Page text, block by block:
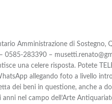
Amministrazione di Sostegno,
283390 –
una celere risposta. Potete
allegando foto a livello
dei beni in questione, anche a
anni nel campo dell’Arte